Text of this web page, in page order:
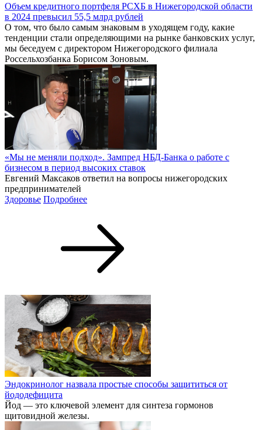
Объем кредитного портфеля РСХБ в Нижегородской области
в 2024 превысил 55,5 млрд рублей
О том, что было самым знаковым в уходящем году, какие
тенденции стали определяющими на рынке банковских услуг,
мы беседуем с директором Нижегородского филиала
Россельхозбанка Борисом Зоновым.
«Мы не меняли подход». Зампред НБД-Банка о работе с
бизнесом в период высоких ставок
Евгений Максаков ответил на вопросы нижегородских
предпринимателей
Здоровье Подробнее
Эндокринолог назвала простые способы защититься от
йододефицита
Йод — это ключевой элемент для синтеза гормонов
щитовидной железы.